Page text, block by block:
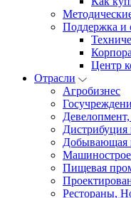
Поддержка и
Центр
Отрасли
Агробизнес
Девелопмент,
Дистрибуция
Добывающая
Пищевая
Рестораны,